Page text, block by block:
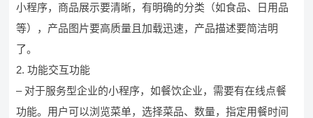
小程序，商品展示要清晰，有明确的分类（如食品、日用品
等），产品图片要高质量且加载迅速，产品描述要简洁明
了。
2. 功能交互功能
– 对于服务型企业的小程序，如餐饮企业，需要有在线点餐
功能。用户可以浏览菜单，选择菜品、数量，指定用餐时间